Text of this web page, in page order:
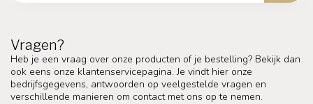
Vragen?
Heb je een vraag over onze producten of je bestelling? Bekijk dan
ook eens onze klantenservicepagina. Je vindt hier onze
bedrijfsgegevens, antwoorden op veelgestelde vragen en
verschillende manieren om contact met ons op te nemen.